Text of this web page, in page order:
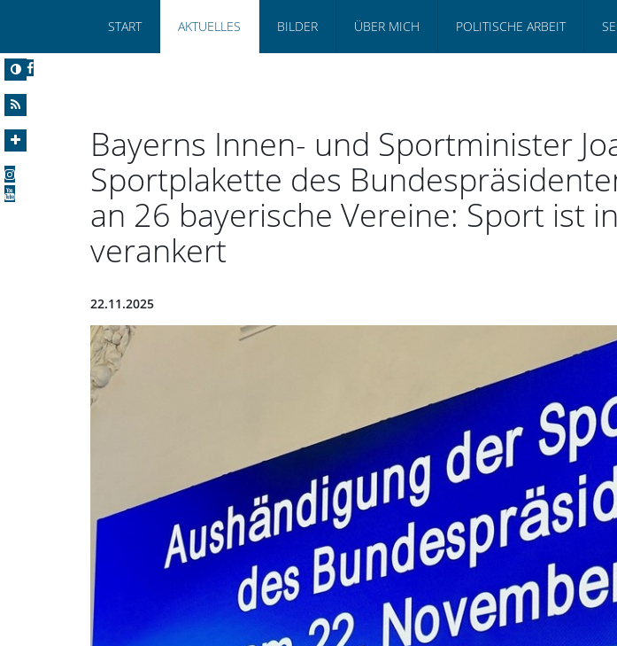
START AKTUELLES BILDER ÜBER MICH POLITISCHE ARBEIT
Bayerns Innen- und Sportminister
Sportplakette des
an 26 bayerische Vereine: Sport ist
verankert
22.11.2025